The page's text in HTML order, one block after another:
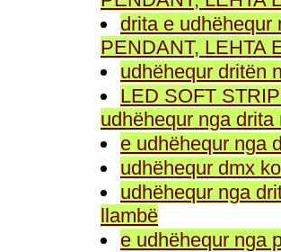
drita e udhëhequr
PENDANT, LEHTA
udhëhequr dritën
LED SOFT
udhëhequr nga
e udhëhequr nga
udhëhequr dmx
udhëhequr nga
llambë
e udhëhequr nga